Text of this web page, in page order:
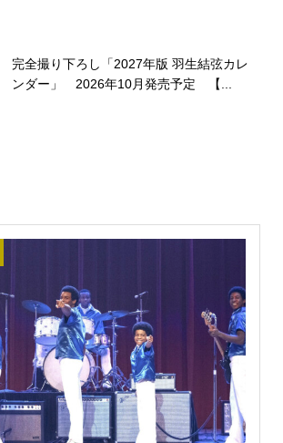
完全撮り下ろし「2027年版 羽生結弦カレ
ンダー」 2026年10月発売予定 【...